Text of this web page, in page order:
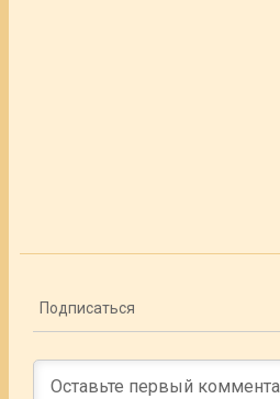
Подписаться